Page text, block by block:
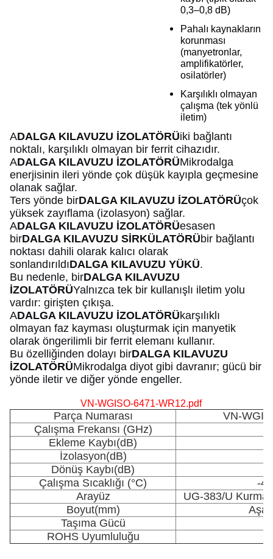
0,3–0,8 dB)
Pahalı kaynakların
korunması
(manyetronlar,
amplifikatörler,
osilatörler)
Karşılıklı olmayan
çalışma (tek yönlü
iletim)
ADALGA KILAVUZU İZOLATÖRÜiki bağlantı
noktalı, karşılıklı olmayan bir ferrit cihazıdır.
ADALGA KILAVUZU İZOLATÖRÜMikrodalga
enerjisinin ileri yönde çok düşük kayıpla geçmesine
olanak sağlar.
Ters yönde birDALGA KILAVUZU İZOLATÖRÜçok
yüksek zayıflama (izolasyon) sağlar.
ADALGA KILAVUZU İZOLATÖRÜesasen
birDALGA KILAVUZU SİRKÜLATÖRÜbir bağlantı
noktası dahili olarak kalıcı olarak
sonlandırıldıDALGA KILAVUZU YÜKÜ.
Bu nedenle, birDALGA KILAVUZU
İZOLATÖRÜYalnızca tek bir kullanışlı iletim yolu
vardır: girişten çıkışa.
ADALGA KILAVUZU İZOLATÖRÜkarşılıklı
olmayan faz kayması oluşturmak için manyetik
olarak öngerilimli bir ferrit elemanı kullanır.
Bu özelliğinden dolayı birDALGA KILAVUZU
İZOLATÖRÜMikrodalga diyot gibi davranır; gücü bir
yönde iletir ve diğer yönde engeller.
VN-WGISO-6471-WR12.pdf
Parça Numarası
VN-
Çalışma Frekansı (GHz)
Ekleme Kaybı(dB)
İzolasyon(dB)
Dönüş Kaybı(dB)
Çalışma Sıcaklığı (°C)
-
Arayüz
UG-383/U Kurma
Boyut(mm)
Taşıma Gücü
ROHS Uyumluluğu